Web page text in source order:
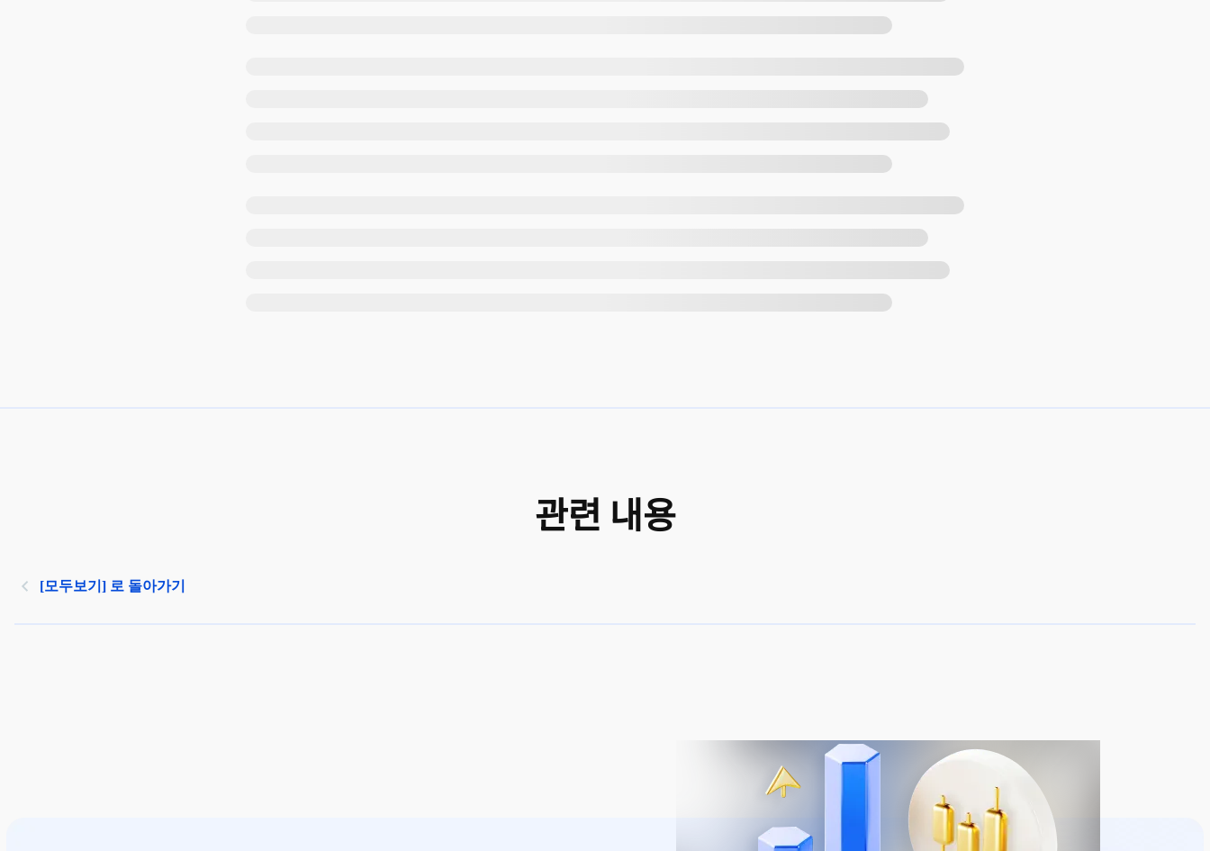
관련 내용
[모두보기] 로 돌아가기